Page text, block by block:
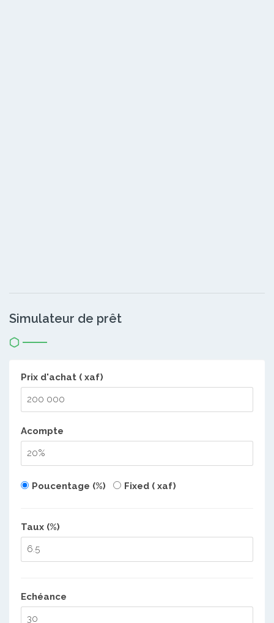
Simulateur de prêt
Prix d'achat ( xaf)
Acompte
Poucentage (%) Fixed ( xaf)
Taux (%)
Echéance